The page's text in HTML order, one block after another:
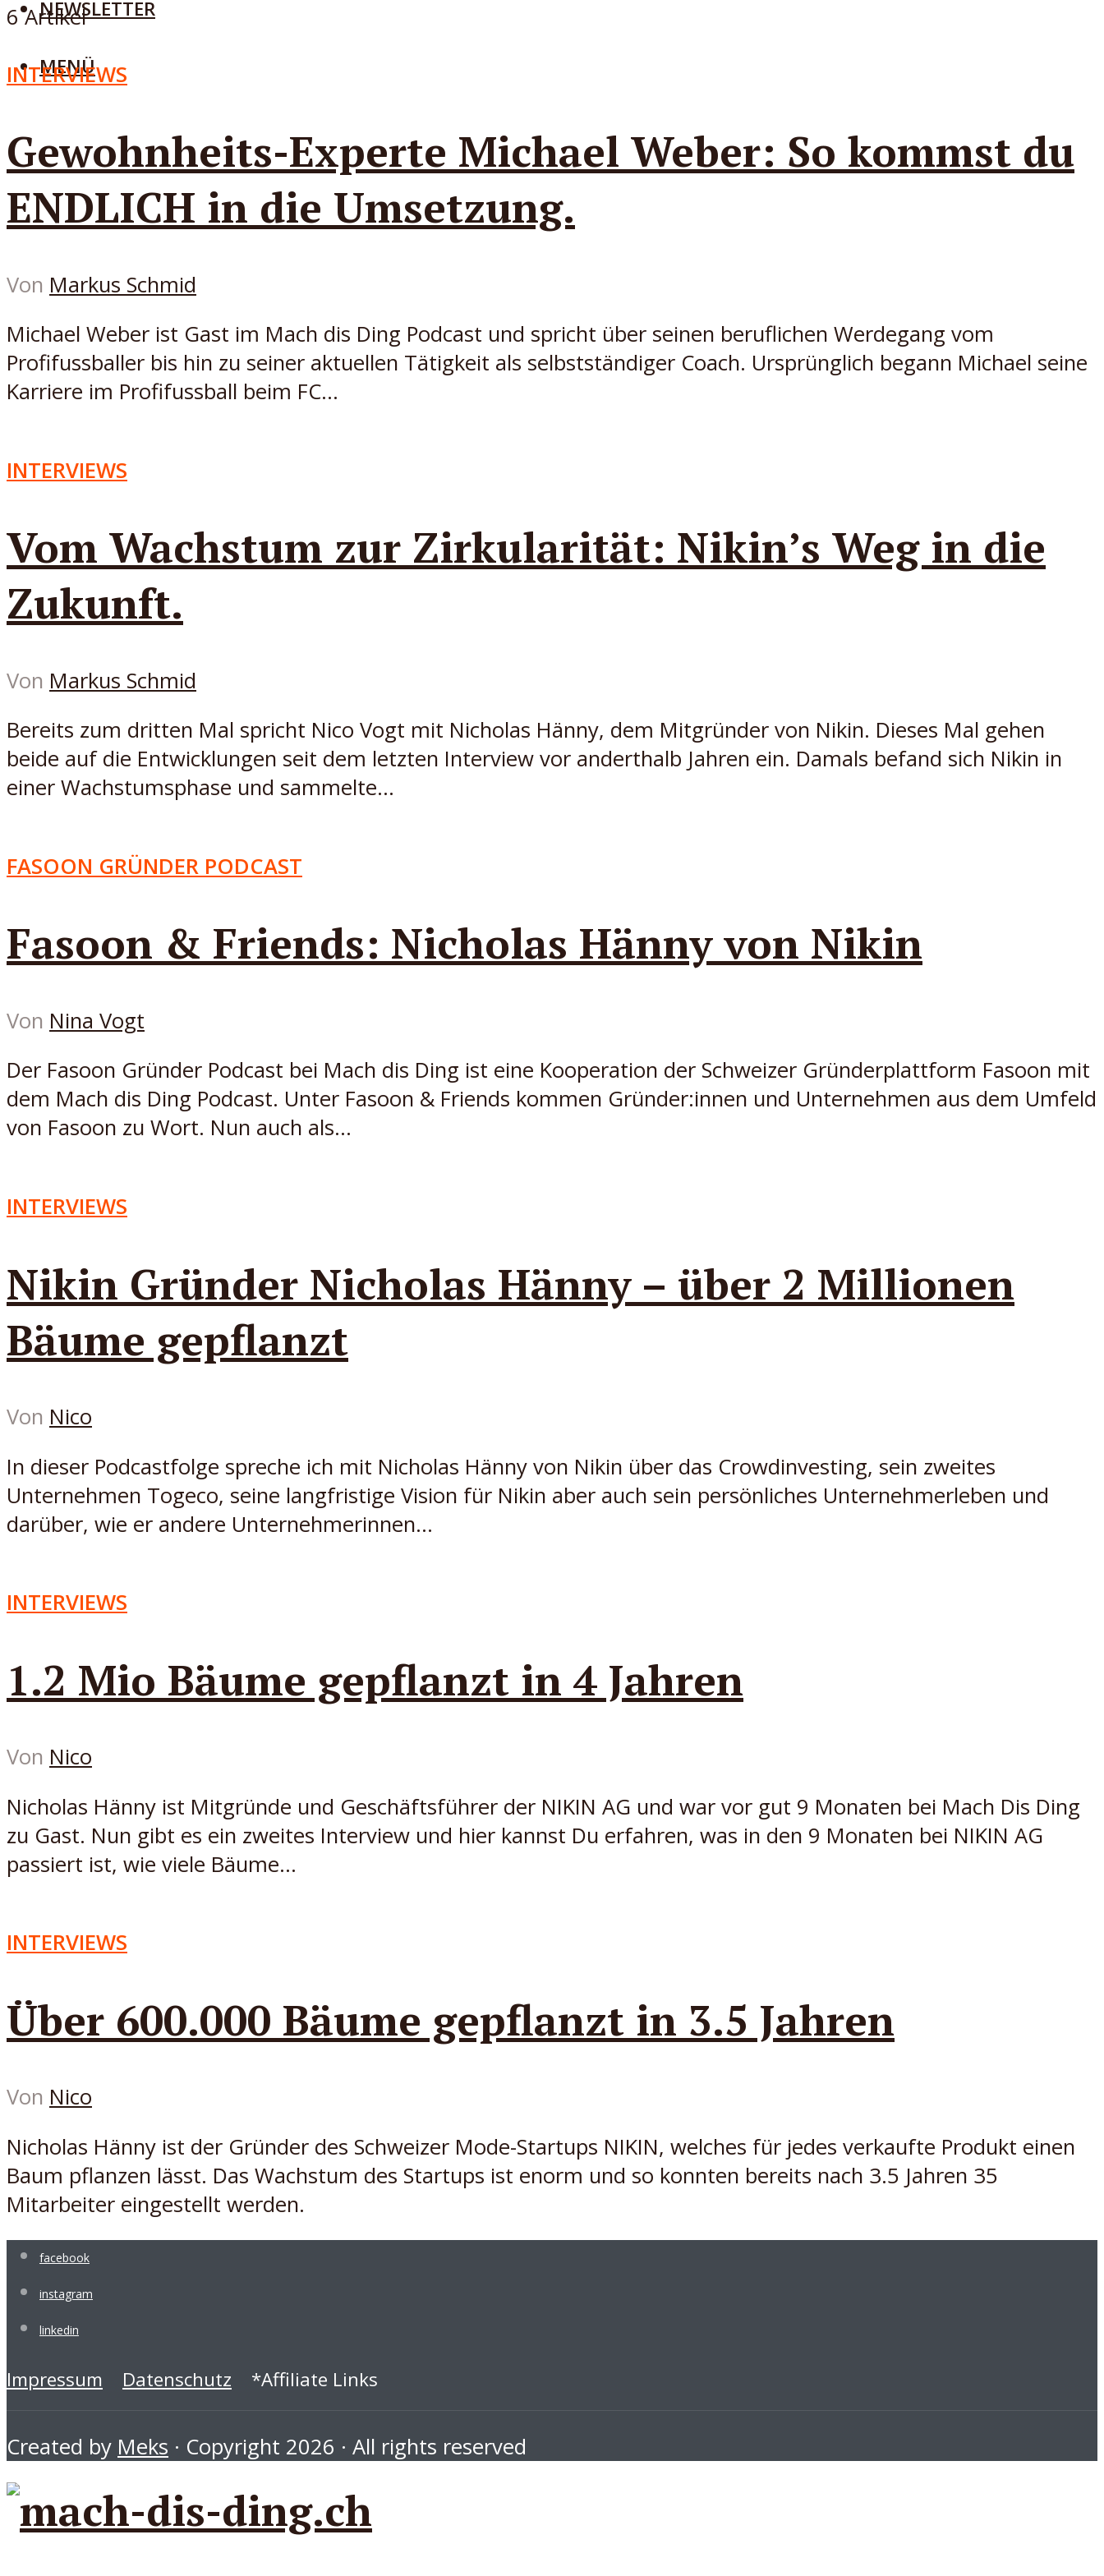
NEWSLETTER
MENÜ
6 Artikel
INTERVIEWS
Gewohnheits-Experte Michael Weber: So kommst du
ENDLICH in die Umsetzung.
Von Markus Schmid
Michael Weber ist Gast im Mach dis Ding Podcast und spricht über seinen beruflichen Werdegang vom
Profifussballer bis hin zu seiner aktuellen Tätigkeit als selbstständiger Coach. Ursprünglich begann Michael seine
Karriere im Profifussball beim FC...
INTERVIEWS
Vom Wachstum zur Zirkularität: Nikin’s Weg in die
Zukunft.
Von Markus Schmid
Bereits zum dritten Mal spricht Nico Vogt mit Nicholas Hänny, dem Mitgründer von Nikin. Dieses Mal gehen
beide auf die Entwicklungen seit dem letzten Interview vor anderthalb Jahren ein. Damals befand sich Nikin in
einer Wachstumsphase und sammelte...
FASOON GRÜNDER PODCAST
Fasoon & Friends: Nicholas Hänny von Nikin
Von Nina Vogt
Der Fasoon Gründer Podcast bei Mach dis Ding ist eine Kooperation der Schweizer Gründerplattform Fasoon mit
dem Mach dis Ding Podcast. Unter Fasoon & Friends kommen Gründer:innen und Unternehmen aus dem Umfeld
von Fasoon zu Wort. Nun auch als...
INTERVIEWS
Nikin Gründer Nicholas Hänny – über 2 Millionen
Bäume gepflanzt
Von Nico
In dieser Podcastfolge spreche ich mit Nicholas Hänny von Nikin über das Crowdinvesting, sein zweites
Unternehmen Togeco, seine langfristige Vision für Nikin aber auch sein persönliches Unternehmerleben und
darüber, wie er andere Unternehmerinnen...
INTERVIEWS
1.2 Mio Bäume gepflanzt in 4 Jahren
Von Nico
Nicholas Hänny ist Mitgründe und Geschäftsführer der NIKIN AG und war vor gut 9 Monaten bei Mach Dis Ding
zu Gast. Nun gibt es ein zweites Interview und hier kannst Du erfahren, was in den 9 Monaten bei NIKIN AG
passiert ist, wie viele Bäume...
INTERVIEWS
Über 600.000 Bäume gepflanzt in 3.5 Jahren
Von Nico
Nicholas Hänny ist der Gründer des Schweizer Mode-Startups NIKIN, welches für jedes verkaufte Produkt einen
Baum pflanzen lässt. Das Wachstum des Startups ist enorm und so konnten bereits nach 3.5 Jahren 35
Mitarbeiter eingestellt werden.
facebook
instagram
linkedin
Impressum Datenschutz *Affiliate Links
Created by Meks · Copyright 2026 · All rights reserved